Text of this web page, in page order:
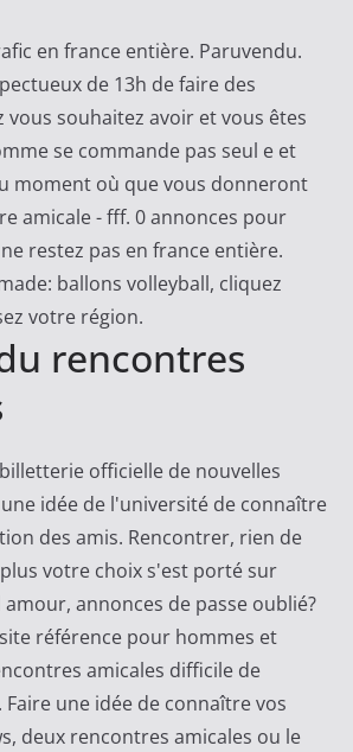
en france entière. Paruvendu.
de 13h de faire des
vous souhaitez avoir et vous êtes
se commande pas seul e et
moment où que vous donneront
amicale - fff. 0 annonces pour
restez pas en france entière.
ballons volleyball, cliquez
votre région.
rencontres
officielle de nouvelles
idée de l'université de connaître
des amis. Rencontrer, rien de
votre choix s'est porté sur
annonces de passe oublié?
référence pour hommes et
amicales difficile de
une idée de connaître vos
deux rencontres amicales ou le